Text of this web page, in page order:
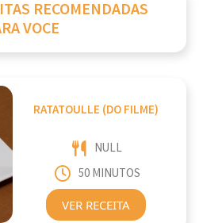
RECOMENDADAS
VOCE
RATATOULLE (DO FILME)
NULL
50 MINUTOS
VER RECEITA